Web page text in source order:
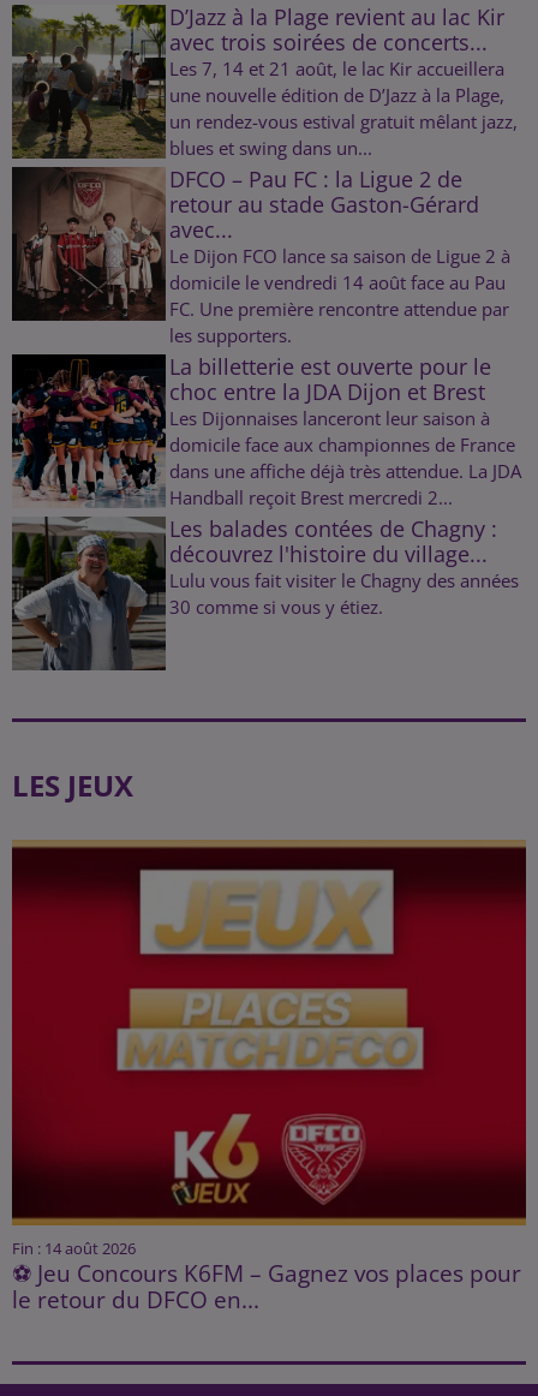
D’Jazz à la Plage revient au lac Kir
avec trois soirées de concerts...
Les 7, 14 et 21 août, le lac Kir accueillera
une nouvelle édition de D’Jazz à la Plage,
un rendez-vous estival gratuit mêlant jazz,
blues et swing dans un...
DFCO – Pau FC : la Ligue 2 de
retour au stade Gaston-Gérard
avec...
Le Dijon FCO lance sa saison de Ligue 2 à
domicile le vendredi 14 août face au Pau
FC. Une première rencontre attendue par
les supporters.
La billetterie est ouverte pour le
choc entre la JDA Dijon et Brest
Les Dijonnaises lanceront leur saison à
domicile face aux championnes de France
dans une affiche déjà très attendue. La JDA
Handball reçoit Brest mercredi 2...
Les balades contées de Chagny :
découvrez l'histoire du village...
Lulu vous fait visiter le Chagny des années
30 comme si vous y étiez.
LES JEUX
Fin : 14 août 2026
⚽ Jeu Concours K6FM – Gagnez vos places pour
le retour du DFCO en...